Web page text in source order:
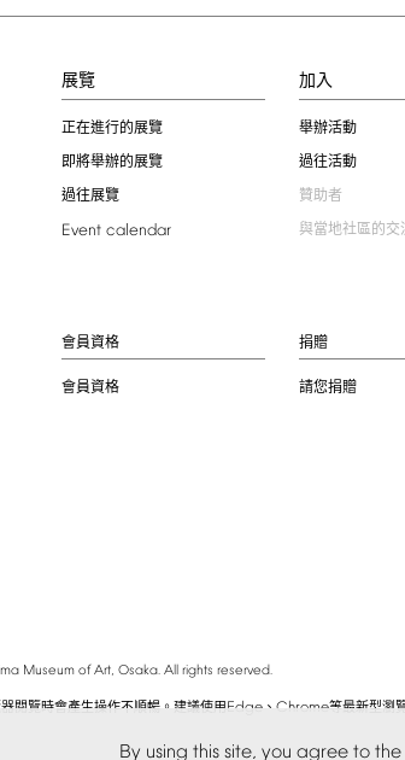
By using this site, you agree to the
展覽
正在進行的展覽
即將舉辦的展覽
過往展覽
Event calendar
加入
舉辦活動
過往活動
贊助者
與當地社區的交
會員資格
會員資格
捐贈
請您捐贈
Museum of Art, Osaka. All rights reserved.
閱覽時會產生操作不順暢。建議使用Edge、 Chrome等最新型瀏